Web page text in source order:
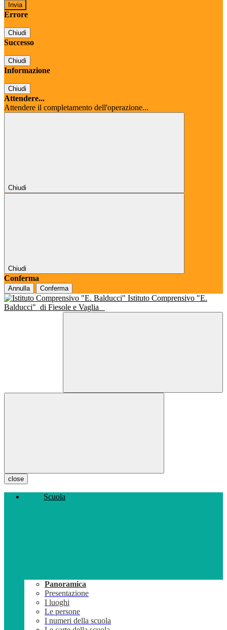
Errore
Chiudi
Successo
Chiudi
Informazione
Chiudi
Attendere...
Attendere il completamento dell'operazione...
Chiudi
Chiudi
Conferma
Annulla Conferma
Istituto Comprensivo "E.
Balducci" di Fiesole e Vaglia
close
Scuola
Panoramica
Presentazione
I luoghi
Le persone
I numeri della scuola